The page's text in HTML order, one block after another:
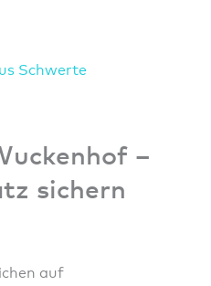
Schwerte
–
sichern
auf